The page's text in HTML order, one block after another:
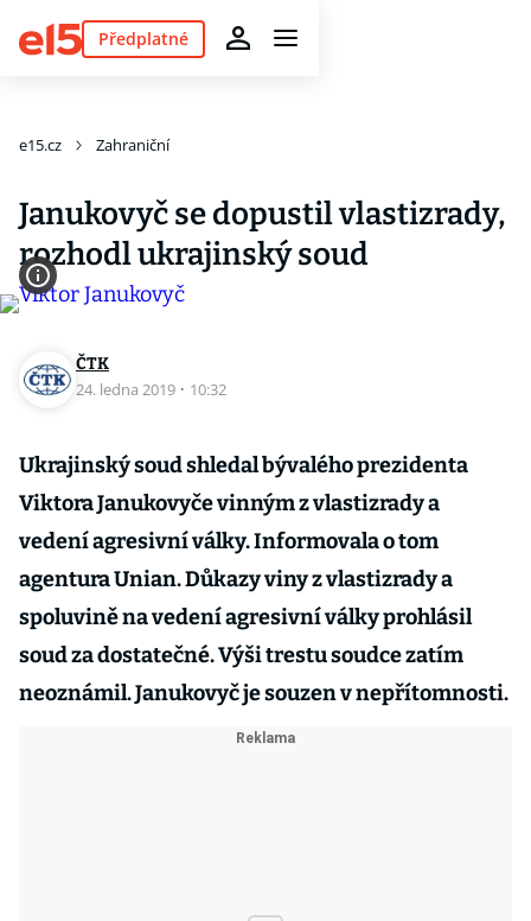
Předplatné
e15.cz Zahraniční
Janukovyč se dopustil vlastizrady,
rozhodl ukrajinský soud
ČTK
24. ledna 2019 · 10:32
Ukrajinský soud shledal bývalého prezidenta
Viktora Janukovyče vinným z vlastizrady a
vedení agresivní války. Informovala o tom
agentura Unian. Důkazy viny z vlastizrady a
spoluvině na vedení agresivní války prohlásil
soud za dostatečné. Výši trestu soudce zatím
neoznámil. Janukovyč je souzen v nepřítomnosti.